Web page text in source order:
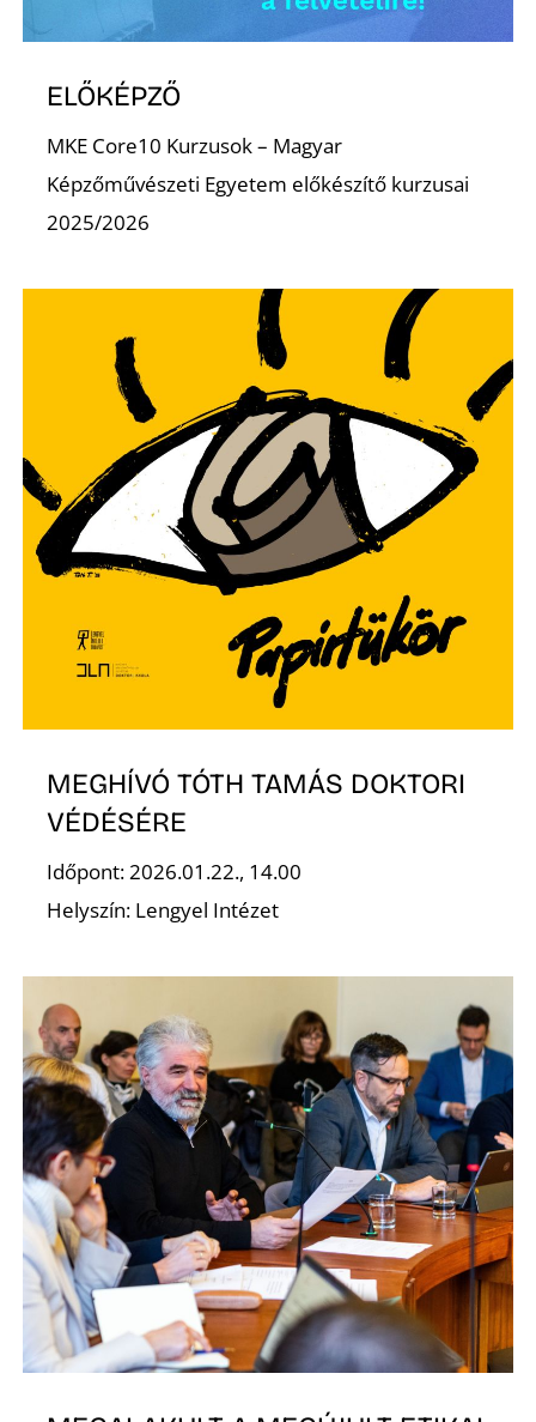
ELŐKÉPZŐ
MKE Core10 Kurzusok – Magyar
Képzőművészeti Egyetem előkészítő kurzusai
2025/2026
MEGHÍVÓ TÓTH TAMÁS DOKTORI
VÉDÉSÉRE
Időpont: 2026.01.22., 14.00
Helyszín: Lengyel Intézet